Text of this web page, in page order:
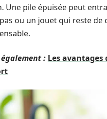
Une pile épuisée peut
ou un jouet qui reste de
: Les